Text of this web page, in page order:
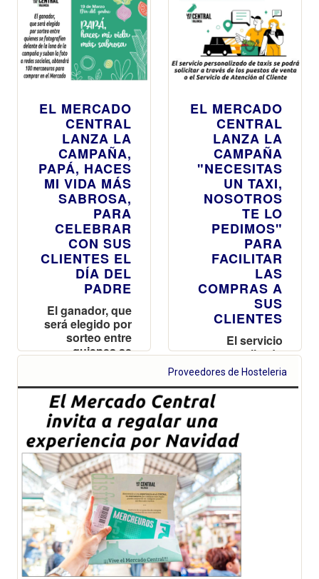
EL MERCADO
CENTRAL
LANZA LA
CAMPAÑA,
PAPÁ, HACES
MI VIDA MÁS
SABROSA,
PARA
CELEBRAR
CON SUS
CLIENTES EL
DÍA DEL
PADRE
El ganador, que
será elegido por
sorteo entre
quienes se
lona de la
campaña y
suban la foto a
redes sociales,
obtendrá 100
mercaeuros
para comprar
en el Mercado
EL MERCADO
CENTRAL
LANZA LA
CAMPAÑA
"NECESITAS
UN TAXI,
NOSOTROS
TE LO
PEDIMOS"
PARA
FACILITAR
LAS
COMPRAS A
SUS
CLIENTES
El servicio
personalizado
de taxis se
podrá solicitar a
través de los
Servicio de
Atención al
Proveedores de Hosteleria